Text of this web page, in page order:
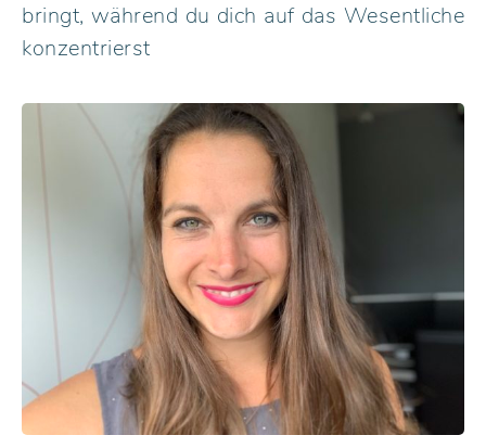
bringt, während du dich auf das Wesentliche
konzentrierst